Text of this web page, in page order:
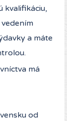
kvalifikáciu,
a máte
má
od